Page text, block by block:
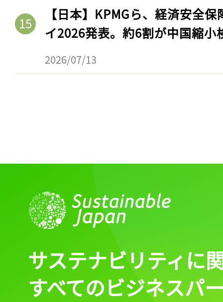
【日本】KPMGら、経済安全
イ2026発表。約6割が中国縮小
2026/07/13
サステナビリティに
すべてのビジネスパ